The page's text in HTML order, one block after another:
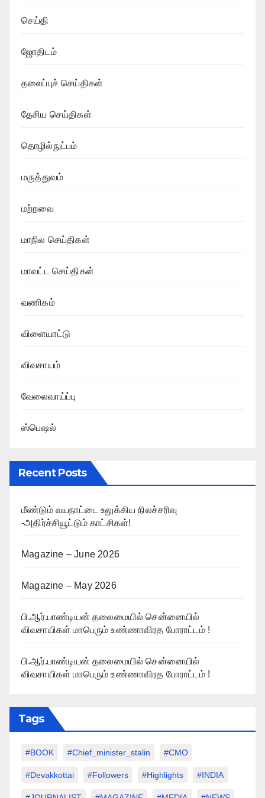
செய்தி
ஜோதிடம்
தலைப்புச் செய்திகள்
தேசிய செய்திகள்
தொழில்நுட்பம்
மருத்துவம்
மற்றவை
மாநில செய்திகள்
மாவட்ட செய்திகள்
வணிகம்
விளையாட்டு
விவசாயம்
வேலைவாய்ப்பு
ஸ்பெஷல்
Recent Posts
மீண்டும் வயநாட்டை உலுக்கிய நிலச்சரிவு
-அதிர்ச்சியூட்டும் காட்சிகள்!
Magazine – June 2026
Magazine – May 2026
பி.ஆர்.பாண்டியன் தலைமையில் சென்னையில்
விவசாயிகள் மாபெரும் உண்ணாவிரத போராட்டம் !
பி.ஆர்.பாண்டியன் தலைமையில் சென்னையில்
விவசாயிகள் மாபெரும் உண்ணாவிரத போராட்டம் !
Tags
#BOOK #chief_minister_stalin #CMO
#devakkottai #followers #highlights #INDIA